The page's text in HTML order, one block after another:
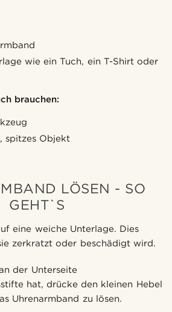
wie ein Tuch, ein T-Shirt oder
brauchen:
spitzes Objekt
LÖSEN - SO
GEHT`S
eine weiche Unterlage. Dies
zerkratzt oder beschädigt wird.
der Unterseite
hat, drücke den kleinen Hebel
Uhrenarmband zu lösen.